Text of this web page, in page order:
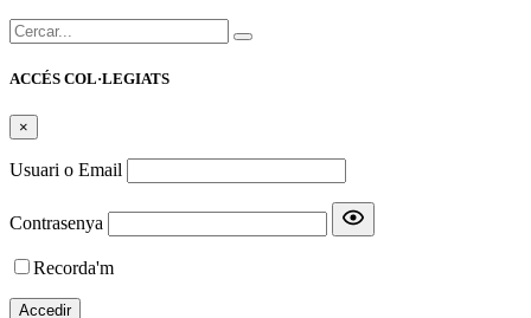
Cercar:
ACCÉS COL·LEGIATS
×
Usuari o Email
Contrasenya
Recorda'm